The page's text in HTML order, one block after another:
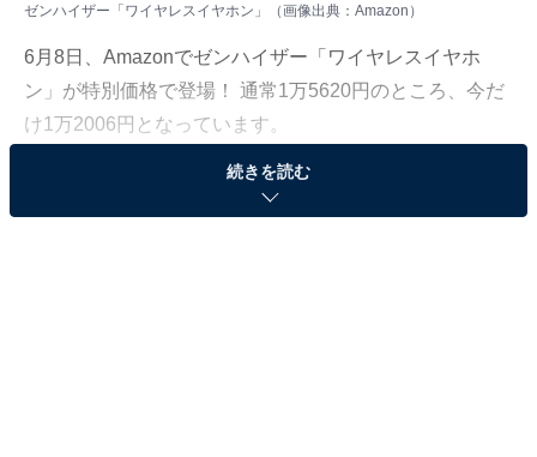
ゼンハイザー「ワイヤレスイヤホン」（画像出典：Amazon）
6月8日、Amazonでゼンハイザー「ワイヤレスイヤホ
ン」が特別価格で登場！ 通常1万5620円のところ、今だ
け1万2006円となっています。
そのほかにも注目の商品がラインナップされているの
続きを読む